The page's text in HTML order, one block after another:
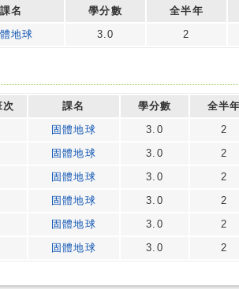
課名 學分數 全半年
地球 3.0 2
次 課名 學分數 全半年
固體地球 3.0 2
固體地球 3.0 2
固體地球 3.0 2
固體地球 3.0 2
固體地球 3.0 2
固體地球 3.0 2